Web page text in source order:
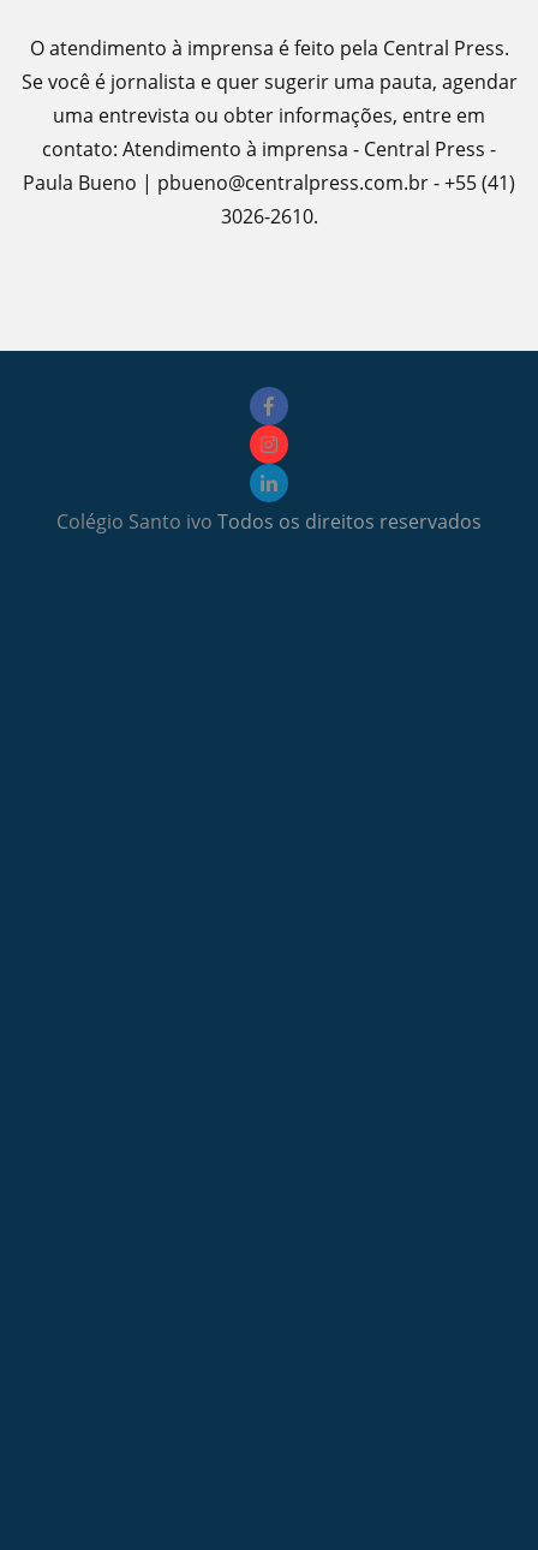
O atendimento à imprensa é feito pela Central Press.
Se você é jornalista e quer sugerir uma pauta, agendar
uma entrevista ou obter informações, entre em
contato: Atendimento à imprensa - Central Press -
Paula Bueno | pbueno@centralpress.com.br - +55 (41)
3026-2610.
Colégio Santo ivo Todos os direitos reservados